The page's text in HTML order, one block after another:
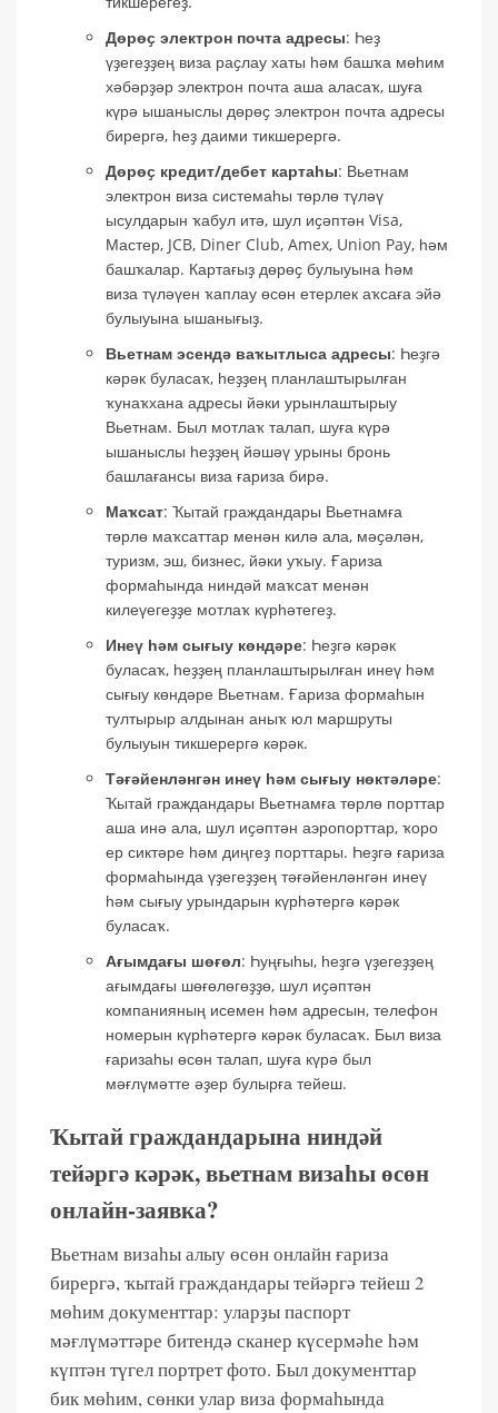
Дөрөҫ электрон почта адресы: Һеҙ
үҙегеҙҙең виза раҫлау хаты һәм башҡа мөһим
хәбәрҙәр электрон почта аша аласаҡ, шуға
күрә ышаныслы дөрөҫ электрон почта адресы
бирергә, һеҙ даими тикшерергә.
Дөрөҫ кредит/дебет картаһы: Вьетнам
электрон виза системаһы төрлө түләү
ысулдарын ҡабул итә, шул иҫәптән Visa,
Мастер, JCB, Diner Club, Amex, Union Pay, һәм
башҡалар. Картағыҙ дөрөҫ булыуына һәм
виза түләүен ҡаплау өсөн етерлек аҡсаға эйә
булыуына ышанығыҙ.
Вьетнам эсендә ваҡытлыса адресы: Һеҙгә
кәрәк буласаҡ, һеҙҙең планлаштырылған
ҡунаҡхана адресы йәки урынлаштырыу
Вьетнам. Был мотлаҡ талап, шуға күрә
ышаныслы һеҙҙең йәшәү урыны бронь
башлағансы виза ғариза бирә.
Маҡсат: Ҡытай граждандары Вьетнамға
төрлө маҡсаттар менән килә ала, мәҫәлән,
туризм, эш, бизнес, йәки уҡыу. Ғариза
формаһында ниндәй маҡсат менән
килеүегеҙҙе мотлаҡ күрһәтегеҙ.
Инеү һәм сығыу көндәре: Һеҙгә кәрәк
буласаҡ, һеҙҙең планлаштырылған инеү һәм
сығыу көндәре Вьетнам. Ғариза формаһын
тултырыр алдынан аныҡ юл маршруты
булыуын тикшерергә кәрәк.
Тәғәйенләнгән инеү һәм сығыу нөктәләре:
Ҡытай граждандары Вьетнамға төрлө порттар
аша инә ала, шул иҫәптән аэропорттар, ҡоро
ер сиктәре һәм диңгеҙ порттары. Һеҙгә ғариза
формаһында үҙегеҙҙең тәғәйенләнгән инеү
һәм сығыу урындарын күрһәтергә кәрәк
буласаҡ.
Ағымдағы шөғөл: Һуңғыһы, һеҙгә үҙегеҙҙең
ағымдағы шөғөлөгөҙҙө, шул иҫәптән
компанияның исемен һәм адресын, телефон
номерын күрһәтергә кәрәк буласаҡ. Был виза
ғаризаһы өсөн талап, шуға күрә был
мәғлүмәтте әҙер булырға тейеш.
Ҡытай граждандарына ниндәй
тейәргә кәрәк, вьетнам визаһы өсөн
онлайн-заявка?
Вьетнам визаһы алыу өсөн онлайн ғариза
бирергә, ҡытай граждандары тейәргә тейеш 2
мөһим документтар: уларҙы паспорт
мәғлүмәттәре битендә сканер күсермәһе һәм
күптән түгел портрет фото. Был документтар
бик мөһим, сөнки улар виза формаһында